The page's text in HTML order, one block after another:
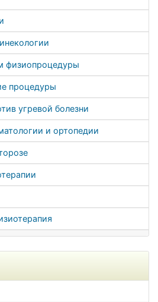
физиопроцедуры
процедуры
угревой болезни
и ортопедии